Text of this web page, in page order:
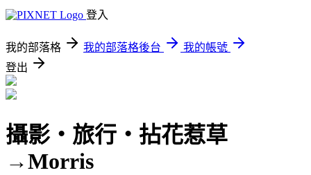
登入
我的部落格 我的部落格後台
我的帳號
登出
攝影‧旅行‧拈花惹草
→Morris